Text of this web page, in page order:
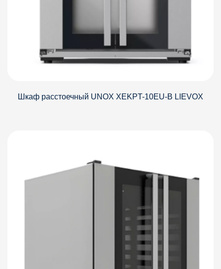
Шкаф расстоечный UNOX XEKPT-10EU-B LIEVOX